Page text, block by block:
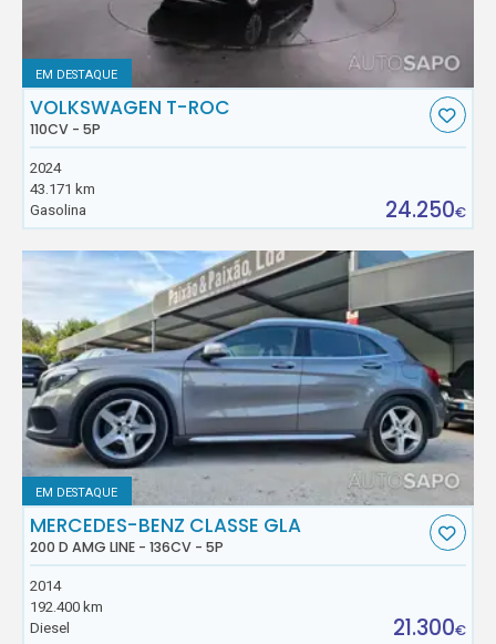
EM DESTAQUE
VOLKSWAGEN T-ROC
110CV - 5P
2024
43.171 km
Gasolina
24.250€
EM DESTAQUE
MERCEDES-BENZ CLASSE GLA
200 D AMG LINE - 136CV - 5P
2014
192.400 km
Diesel
21.300€